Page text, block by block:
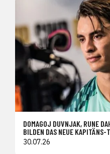
DOMAGOJ DUVNJAK, RUNE
BILDEN DAS NEUE KAPITÄNS-
30.07.26